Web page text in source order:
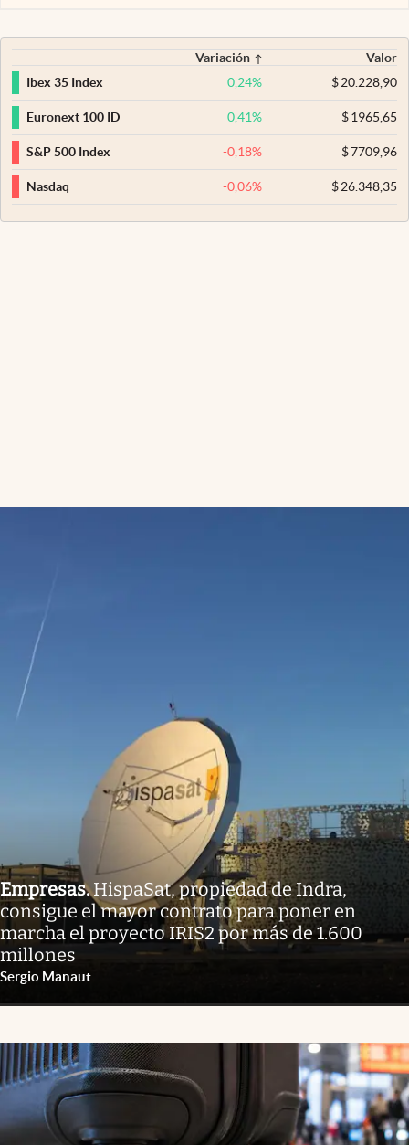
Variación
Valor
Ibex 35 Index
0,24% $20.228,90
Euronext 100 ID 0,41% $1965,65
S&P 500 Index -0,18% $7709,96
Nasdaq -0,06% $26.348,35
Empresas.HispaSat, propiedad de Indra,
consigue el mayor contrato para poner en
marcha el proyecto IRIS2 por más de 1.600
millones
Sergio Manaut